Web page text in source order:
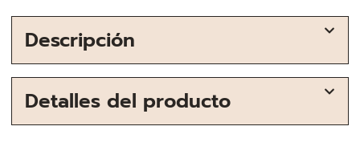
Descripción
Detalles del producto